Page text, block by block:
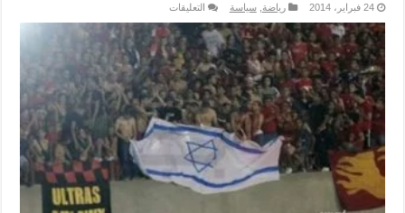
24 فبراير، 2014 رياضة ,سياسة التعليقات
رفع
التراس
أهلاوى
علم
إسرائيل
مغلقة